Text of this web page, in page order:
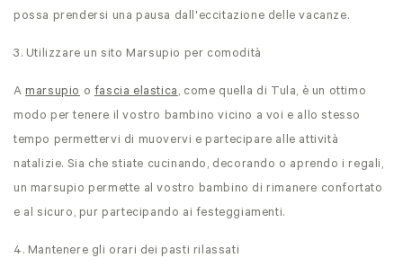
possa prendersi una pausa dall'eccitazione delle vacanze.
3. Utilizzare un sito Marsupio per comodità
Amarsupio o fascia elastica , come quella di Tula, è un ottimo
modo per tenere il vostro bambino vicino a voi e allo stesso
tempo permettervi di muovervi e partecipare alle attività
natalizie. Sia che stiate cucinando, decorando o aprendo i regali,
un marsupio permette al vostro bambino di rimanere confortato
e al sicuro, pur partecipando ai festeggiamenti.
4. Mantenere gli orari dei pasti rilassati